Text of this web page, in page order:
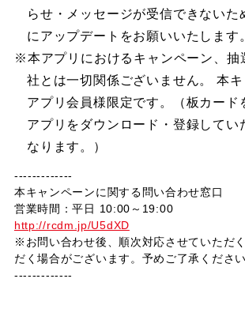
らせ・メッセージが受信できないた
にアップデートをお願いいたします
※本アプリにおけるキャンペーン、抽
社とは一切関係ございません。 本キ
アプリ会員様限定です。（板カード
アプリをダウンロード・登録してい
なります。）
-------------
本キャンペーンに関する問い合わせ窓口
営業時間：平日 10:00～19:00
http://rcdm.jp/U5dXD
※お問い合わせ後、順次対応させていただ
だく場合がございます。予めご了承ください
-------------